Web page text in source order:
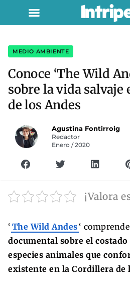
MEDIO AMBIENTE
Conoce ‘The Wild
sobre la vida salvaje
de los Andes
Agustina Fontirroig
Redactor
Enero / 2020
¡Valora
‘ The Wild Andes ‘
documental sobre el
especies animales que
existente en la Cordillera de